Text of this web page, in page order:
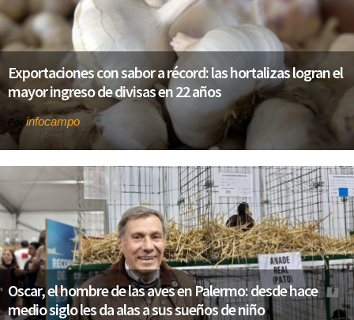
Exportaciones con sabor a récord: las hortalizas logran el
mayor ingreso de divisas en 22 años
Porinfocampo
Oscar, el hombre de las aves en Palermo: desde hace
medio siglo les da alas a sus sueños de niño